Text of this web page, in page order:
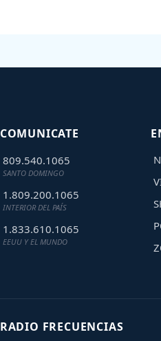
COMUNICATE
809.540.1065
SANTO DOMINGO
1.809.200.1065
INTERIOR DEL PAÍS
1.833.610.1065
EEUU Y EL MUNDO
RADIO FRECUENCIAS